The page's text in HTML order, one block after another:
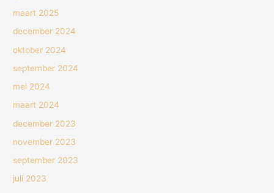
maart 2025
december 2024
oktober 2024
september 2024
mei 2024
maart 2024
december 2023
november 2023
september 2023
juli 2023